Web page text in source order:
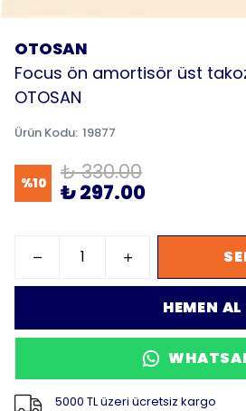
OTOSAN
Focus ön amortisör üst
OTOSAN
Ürün Kodu: 19877
%10 ₺ 330.00
₺ 297.00
HEMEN AL
5000 TL üzeri ücretsiz kargo